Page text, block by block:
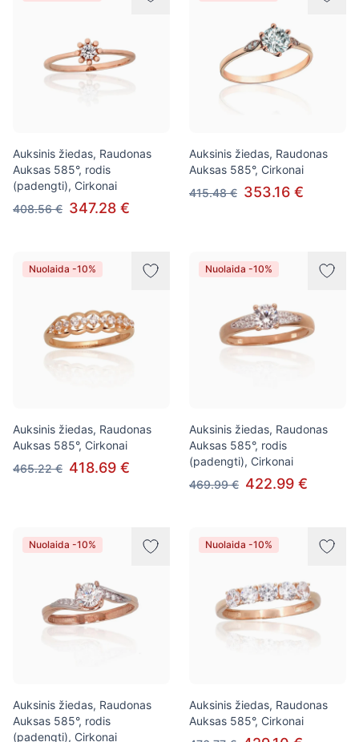
Auksinis žiedas, Raudonas
Auksas 585°, rodis
(padengti), Cirkonai
408.56 € 347.28 €
Auksinis žiedas, Raudonas
Auksas 585°, Cirkonai
415.48 € 353.16 €
Nuolaida -10%
Auksinis žiedas, Raudonas
Auksas 585°, Cirkonai
465.22 € 418.69 €
Nuolaida -10%
Auksinis žiedas, Raudonas
Auksas 585°, rodis
(padengti), Cirkonai
469.99 € 422.99 €
Nuolaida -10%
Auksinis žiedas, Raudonas
Auksas 585°, rodis
(padengti), Cirkonai
Nuolaida -10%
Auksinis žiedas, Raudonas
Auksas 585°, Cirkonai